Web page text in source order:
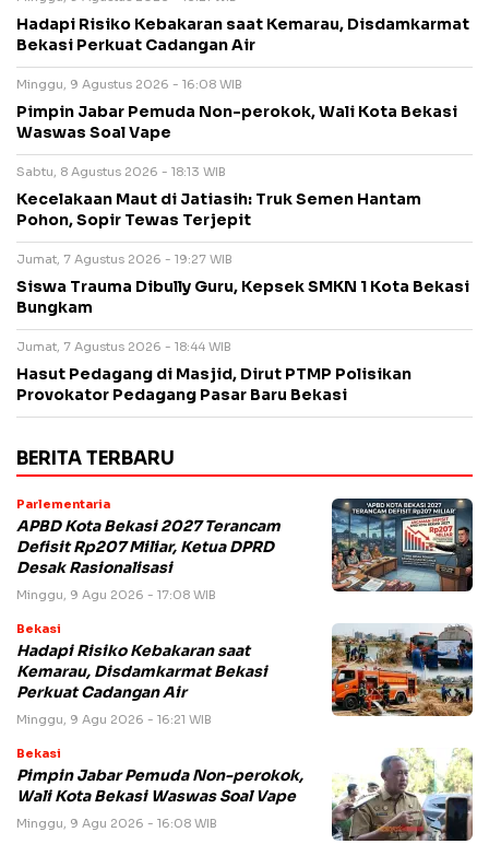
Hadapi Risiko Kebakaran saat Kemarau, Disdamkarmat
Bekasi Perkuat Cadangan Air
Minggu, 9 Agustus 2026 - 16:08 WIB
Pimpin Jabar Pemuda Non-perokok, Wali Kota Bekasi
Waswas Soal Vape
Sabtu, 8 Agustus 2026 - 18:13 WIB
Kecelakaan Maut di Jatiasih: Truk Semen Hantam
Pohon, Sopir Tewas Terjepit
Jumat, 7 Agustus 2026 - 19:27 WIB
Siswa Trauma Dibully Guru, Kepsek SMKN 1 Kota Bekasi
Bungkam
Jumat, 7 Agustus 2026 - 18:44 WIB
Hasut Pedagang di Masjid, Dirut PTMP Polisikan
Provokator Pedagang Pasar Baru Bekasi
BERITA TERBARU
Parlementaria
APBD Kota Bekasi 2027 Terancam
Defisit Rp207 Miliar, Ketua DPRD
Desak Rasionalisasi
Minggu, 9 Agu 2026 - 17:08 WIB
Bekasi
Hadapi Risiko Kebakaran saat
Kemarau, Disdamkarmat Bekasi
Perkuat Cadangan Air
Minggu, 9 Agu 2026 - 16:21 WIB
Bekasi
Pimpin Jabar Pemuda Non-perokok,
Wali Kota Bekasi Waswas Soal Vape
Minggu, 9 Agu 2026 - 16:08 WIB